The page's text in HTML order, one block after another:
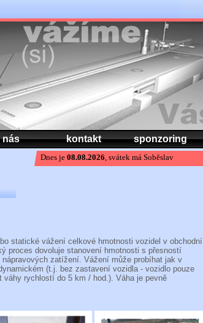
Dnes je 08.08.2026, svátek má Soběslav
nás kontakt sponzoring
statické vážení celkové hmotnosti vozidel v obchodní
proces dovoluje stanovení hmotnosti s přesností
zatížení. Vážení může probíhat jak v
(t.j. bez zastavení vozidla - vozidlo pouze
váhy rychlostí do 5 km / hod.). Váha je pevně